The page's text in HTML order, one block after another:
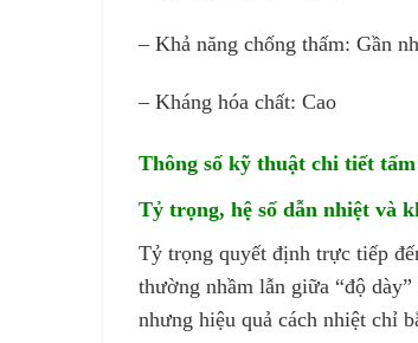
– Khả năng chống thấm: Gần
– Kháng hóa chất: Cao
Thông số kỹ thuật chi tiết
Tỷ trọng, hệ số dẫn nhiệt và
Tỷ trọng quyết định trực tiếp
thường nhầm lẫn giữa “độ
nhưng hiệu quả cách nhiệt chỉ